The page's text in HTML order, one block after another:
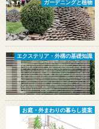
ガーデニングと植物
エクステリア・外構の基礎知識
お庭・外まわりの暮らし提案